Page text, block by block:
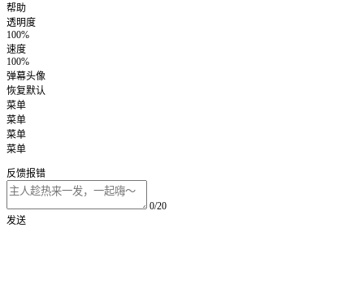
帮助
透明度
100%
速度
100%
弹幕头像
恢复默认
菜单
菜单
菜单
菜单
反馈报错
0/20
发送